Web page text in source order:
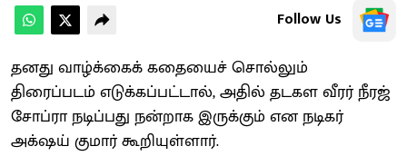
Follow Us
தனது வாழ்க்கைக் கதையைச் சொல்லும்
திரைப்படம் எடுக்கப்பட்டால், அதில் தடகள வீரர் நீரஜ்
சோப்ரா நடிப்பது நன்றாக இருக்கும் என நடிகர்
அக்‌ஷய் குமார் கூறியுள்ளார்.